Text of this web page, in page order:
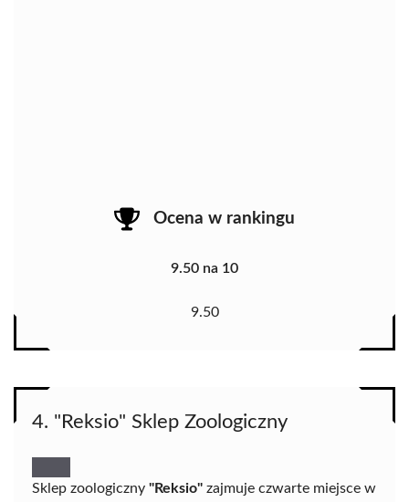
Ocena w rankingu
9.50 na 10
9.50
4. "Reksio" Sklep Zoologiczny
Sklep zoologiczny "Reksio" zajmuje czwarte miejsce w